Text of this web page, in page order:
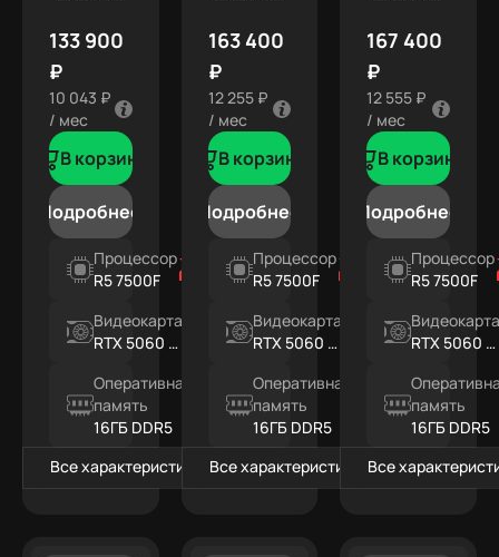
X5
133 900
₽
10 043 ₽
/ мес
В корзину
Подробнее
Процессор
R5 7500F
Видеокарта
RTX 5060 Ti
Оперативная
память
16ГБ DDR5
Все характеристики
X7
163 400
₽
12 255 ₽
/ мес
В корзину
Подробнее
Процессор
R5 7500F
Видеокарта
RTX 5060 Ti
Оперативная
память
16ГБ DDR5
Все характеристики
X7
SNOW
167 400
₽
12 555 ₽
/ мес
В корзину
Подробнее
Процессор
R5 7500F
RTX 5060 Ti
память
16ГБ DDR5
Все